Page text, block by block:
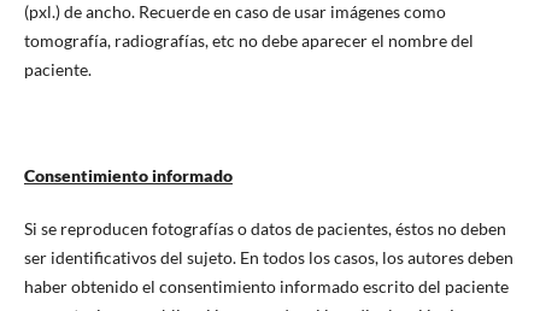
(pxl.) de ancho. Recuerde en caso de usar imágenes como
tomografía, radiografías, etc no debe aparecer el nombre del
paciente.
Consentimiento informado
Si se reproducen fotografías o datos de pacientes, éstos no deben
ser identificativos del sujeto. En todos los casos, los autores deben
haber obtenido el consentimiento informado escrito del paciente